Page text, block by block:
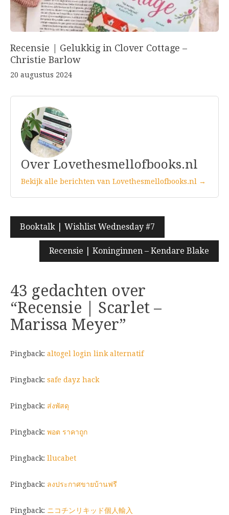
Recensie | Gelukkig in Clover Cottage –
Christie Barlow
20 augustus 2024
Over Lovethesmellofbooks.nl
Bekijk alle berichten van Lovethesmellofbooks.nl →
Bericht
navigatie
Booktalk | Wishlist Wednesday #7
Recensie | Koninginnen – Kendare Blake
43 gedachten over
“Recensie | Scarlet –
Marissa Meyer”
Pingback: altogel login link alternatif
Pingback: safe dayz hack
Pingback: ส่งพัสดุ
Pingback: พอต ราคาถูก
Pingback: llucabet
Pingback: ลงประกาศขายบ้านฟรี
Pingback: ニコチンリキッド個人輸入